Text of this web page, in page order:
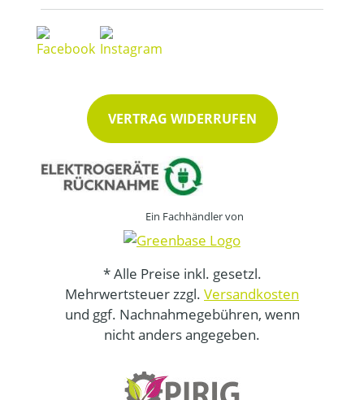
VERTRAG WIDERRUFEN
Ein Fachhändler von
* Alle Preise inkl. gesetzl.
Mehrwertsteuer zzgl. Versandkosten
und ggf. Nachnahmegebühren, wenn
nicht anders angegeben.